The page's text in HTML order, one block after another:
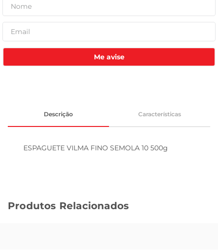
Me avise
Descrição Características
ESPAGUETE VILMA FINO SEMOLA 10 500g
Produtos Relacionados